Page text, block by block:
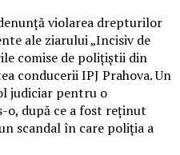
violarea drepturilor
ale ziarului „Incisiv de
comise de polițiștii din
conducerii IPJ Prahova. Un
judiciar pentru o
o, după ce a fost reținut
scandal în care poliția a